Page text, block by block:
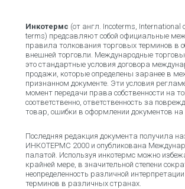
Инкотермс (от англ. Incoterms, International
terms) предсавляют собой официальные
правила толкования торговых терминов в
внешней торговли. Международные
это стандартные условия договора
продажи, которые определены заранее в
признанном документе. Эти условия
момент передачи права собственности на
соответственно, ответственность за
товар, ошибки в оформлении документов на
Последняя редакция документа получила
ИНКОТЕРМС 2000 и опубликована
палатой. Используя инкотермс можно
крайней мере, в значительной степени
неопределенность различной
терминов в различных странах.